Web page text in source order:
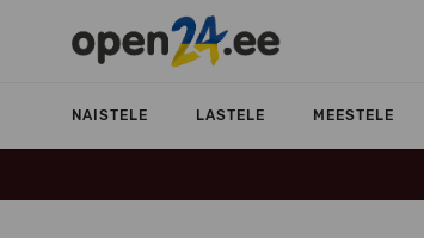
NAISTELE LASTELE MEESTELE